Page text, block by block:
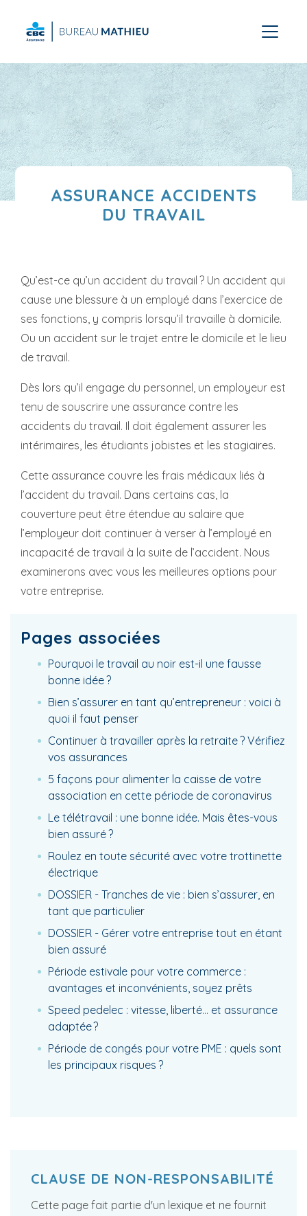
ASSURANCE ACCIDENTS
DU TRAVAIL
Qu’est-ce qu’un accident du travail ? Un accident qui
cause une blessure à un employé dans l’exercice de
ses fonctions, y compris lorsqu’il travaille à domicile.
Ou un accident sur le trajet entre le domicile et le lieu
de travail.
Dès lors qu’il engage du personnel, un employeur est
tenu de souscrire une assurance contre les
accidents du travail. Il doit également assurer les
intérimaires, les étudiants jobistes et les stagiaires.
Cette assurance couvre les frais médicaux liés à
l’accident du travail. Dans certains cas, la
couverture peut être étendue au salaire que
l’employeur doit continuer à verser à l’employé en
incapacité de travail à la suite de l’accident. Nous
examinerons avec vous les meilleures options pour
votre entreprise.
Pages associées
Pourquoi le travail au noir est-il une fausse
bonne idée ?
Bien s’assurer en tant qu’entrepreneur : voici à
quoi il faut penser
Continuer à travailler après la retraite ? Vérifiez
vos assurances
5 façons pour alimenter la caisse de votre
association en cette période de coronavirus
Le télétravail : une bonne idée. Mais êtes-vous
bien assuré ?
Roulez en toute sécurité avec votre trottinette
électrique
DOSSIER - Tranches de vie : bien s’assurer, en
tant que particulier
DOSSIER - Gérer votre entreprise tout en étant
bien assuré
Période estivale pour votre commerce :
avantages et inconvénients, soyez prêts
Speed pedelec : vitesse, liberté… et assurance
adaptée ?
Période de congés pour votre PME : quels sont
les principaux risques ?
CLAUSE DE NON-RESPONSABILITÉ
Cette page fait partie d'un lexique et ne fournit